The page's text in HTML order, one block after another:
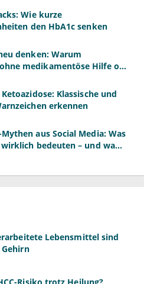
Wie kurze
den HbA1c senken
denken: Warum
medikamentöse Hilfe oft
Klassische und
erkennen
aus Social Media: Was
wirklich bedeuten – und was
Lebensmittel sind